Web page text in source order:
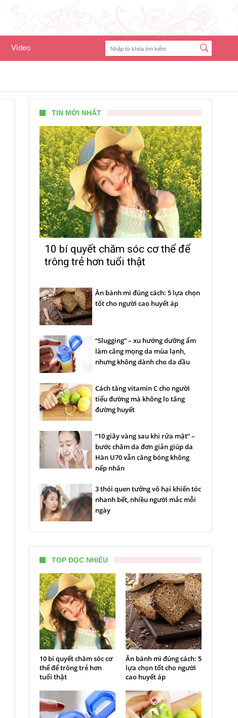
Video
TIN MỚI NHẤT
10 bí quyết chăm sóc cơ thể để
trông trẻ hơn tuổi thật
Ăn bánh mì đúng cách: 5 lựa chọn
tốt cho người cao huyết áp
“Slugging” – xu hướng dưỡng ẩm
làm căng mọng da mùa lạnh,
nhưng không dành cho da dầu
Cách tăng vitamin C cho người
tiểu đường mà không lo tăng
đường huyết
“10 giây vàng sau khi rửa mặt” –
bước chăm da đơn giản giúp da
Hàn U70 vẫn căng bóng không
nếp nhăn
3 thói quen tưởng vô hại khiến tóc
nhanh bết, nhiều người mắc mỗi
ngày
TOP ĐỌC NHIỀU
10 bí quyết chăm sóc cơ
thể để trông trẻ hơn
tuổi thật
Ăn bánh mì đúng cách: 5
lựa chọn tốt cho người
cao huyết áp